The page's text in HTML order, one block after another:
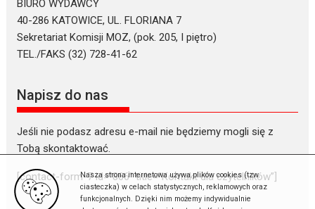
Nasza strona internetowa używa plików cookies (tzw.
ciasteczka) w celach statystycznych, reklamowych oraz
funkcjonalnych. Dzięki nim możemy indywidualnie
BIURO WYDAWCY
40-286 KATOWICE, UL. FLORIANA 7
Sekretariat Komisji MOZ, (pok. 205, I piętro)
TEL./FAKS (32) 728-41-62
Napisz do nas
Jeśli nie podasz adresu e-mail nie będziemy mogli się z
Tobą skontaktować.
[contact-form-7 id=”866″ title=”Kontakt dla czytelników”]